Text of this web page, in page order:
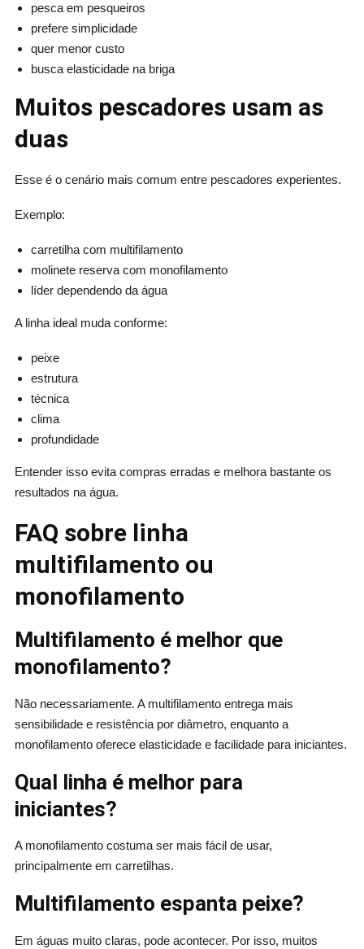
pesca em pesqueiros
prefere simplicidade
quer menor custo
busca elasticidade na briga
Muitos pescadores usam as
duas
Esse é o cenário mais comum entre pescadores experientes.
Exemplo:
carretilha com multifilamento
molinete reserva com monofilamento
líder dependendo da água
A linha ideal muda conforme:
peixe
estrutura
técnica
clima
profundidade
Entender isso evita compras erradas e melhora bastante os
resultados na água.
FAQ sobre linha
multifilamento ou
monofilamento
Multifilamento é melhor que
monofilamento?
Não necessariamente. A multifilamento entrega mais
sensibilidade e resistência por diâmetro, enquanto a
monofilamento oferece elasticidade e facilidade para iniciantes.
Qual linha é melhor para
iniciantes?
A monofilamento costuma ser mais fácil de usar,
principalmente em carretilhas.
Multifilamento espanta peixe?
Em águas muito claras, pode acontecer. Por isso, muitos